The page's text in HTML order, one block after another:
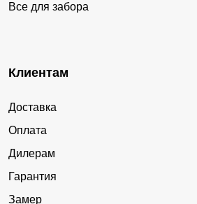
Все для забора
Клиентам
Доставка
Оплата
Дилерам
Гарантия
Замер